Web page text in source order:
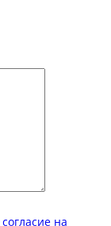
согласие на